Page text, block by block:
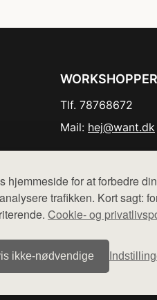
hjemmeside for at forbedre
trafikken. Kort sagt:
Cookie- og
ikke‑nødvendige
Tlf. 78768672
Mail: hej@want.dk
ikke varer fra denne side - vi